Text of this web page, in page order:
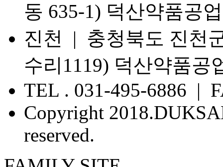
동 635-1) 덕산약품공
진천 | 충청북도 진천
수리1119) 덕산약품공
TEL . 031-495-6886 |
Copyright
reserved.